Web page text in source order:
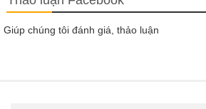
Giúp chúng tôi đánh giá, thảo luận